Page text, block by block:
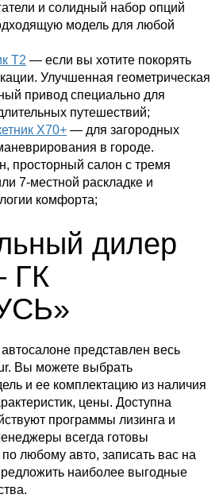
и солидный набор опций
модель для любой
Т2 — если вы хотите покорять
Улучшенная геометрическая
привод специально для
путешествий;
X70+ — для загородных
в городе.
просторный салон с тремя
7-местной раскладке и
комфорта;
дилер
ГК
представлен весь
Вы можете выбрать
и ее комплектацию из наличия
цены. Доступна
программы лизинга и
всегда готовы
по любому авто, записать вас на
наиболее выгодные